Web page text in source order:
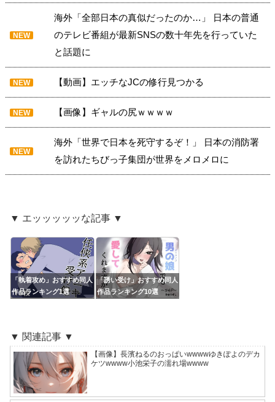
NEW
海外「全部日本の真似だったのか…」 日本の普通
のテレビ番組が最新SNSの数十年先を行っていた
と話題に
NEW 【動画】エッチなJCの修行見つかる
NEW 【画像】ギャルの尻ｗｗｗｗ
NEW
海外「世界で日本を死守するぞ！」 日本の消防署
を訪れたちびっ子集団が世界をメロメロに
▼ エッッッッッな記事 ▼
「執着攻め」おすすめ同人
作品ランキング1選
「誘い受け」おすすめ同人
作品ランキング10選
▼ 関連記事 ▼
【画像】長濱ねるのおっぱいwwwwゆきぽよのデカ
ケツwwww小池栄子の濡れ場wwww